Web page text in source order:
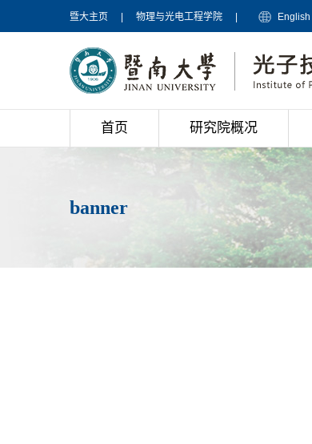
暨大主页 物理与光电工程学院 English
首页 研究院概况
banner